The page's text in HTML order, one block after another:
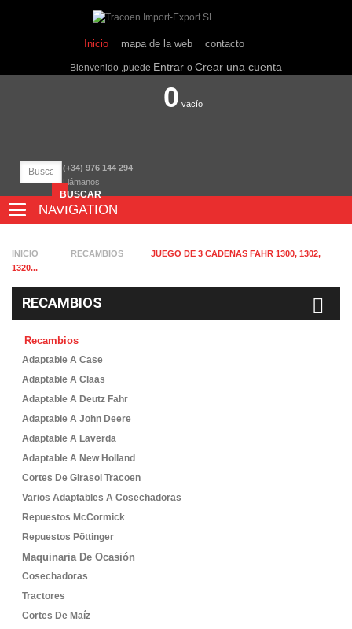
Inicio mapa de la web contacto
Bienvenido ,puede Entrar o Crear una cuenta
0 vacío
(+34) 976 144 294
Llámanos
NAVIGATION
NAVIGATION
BUSCAR
INICIO RECAMBIOS
JUEGO DE 3 CADENAS FAHR 1300, 1302,
1320...
RECAMBIOS
Recambios
Adaptable A Case
Adaptable A Claas
Adaptable A Deutz Fahr
Adaptable A John Deere
Adaptable A Laverda
Adaptable A New Holland
Cortes De Girasol Tracoen
Varios Adaptables A Cosechadoras
Repuestos McCormick
Repuestos Pöttinger
Maquinaria De Ocasión
Cosechadoras
Tractores
Cortes De Maíz